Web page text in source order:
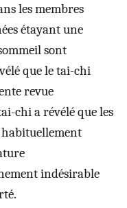
les membres
étayant une
sont
que le tai-chi
revue
chi a révélé que les
habituellement
indésirable